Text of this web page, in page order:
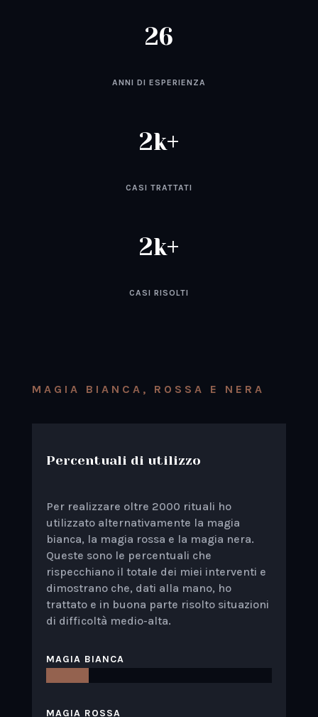
26
ANNI DI ESPERIENZA
2k+
CASI TRATTATI
2k+
CASI RISOLTI
MAGIA BIANCA, ROSSA E NERA
Percentuali di utilizzo
Per realizzare oltre 2000 rituali ho
utilizzato alternativamente la magia
bianca, la magia rossa e la magia nera.
Queste sono le percentuali che
rispecchiano il totale dei miei interventi e
dimostrano che, dati alla mano, ho
trattato e in buona parte risolto situazioni
di difficoltà medio-alta.
MAGIA BIANCA
MAGIA ROSSA